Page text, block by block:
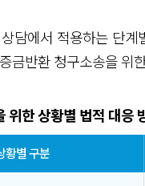
담에서 적용하는 단
금반환 청구소송을 위
위한 상황별 법적 대응
황별 구분